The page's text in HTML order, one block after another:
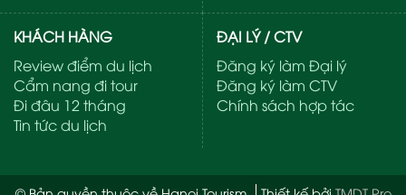
KHÁCH HÀNG
Review điểm du lịch
Cẩm nang đi tour
Đi đâu 12 tháng
Tin tức du lịch
ĐẠI LÝ / CTV
Đăng ký làm Đại lý
Đăng ký làm CTV
Chính sách hợp tác